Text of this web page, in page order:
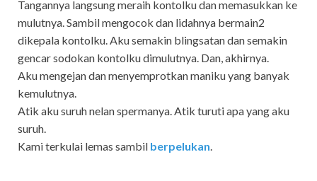
Tangannya langsung meraih kontolku dan memasukkan ke
mulutnya. Sambil mengocok dan lidahnya bermain2
dikepala kontolku. Aku semakin blingsatan dan semakin
gencar sodokan kontolku dimulutnya. Dan, akhirnya.
Aku mengejan dan menyemprotkan maniku yang banyak
kemulutnya.
Atik aku suruh nelan spermanya. Atik turuti apa yang aku
suruh.
Kami terkulai lemas sambil berpelukan